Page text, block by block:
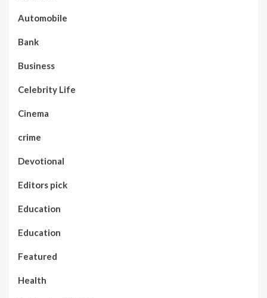
Automobile
Bank
Business
Celebrity Life
Cinema
crime
Devotional
Editors pick
Education
Education
Featured
Health